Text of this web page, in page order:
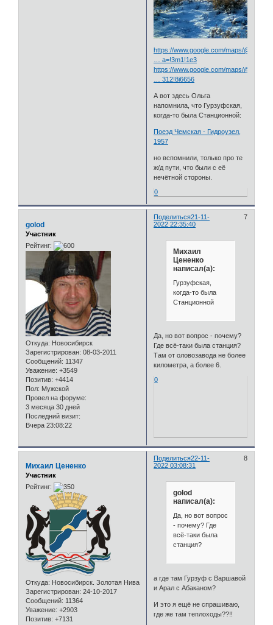
https://www.google.com/maps/
… a=!3m1!1e3
https://www.google.com/maps/
… 312!8i6656
А вот здесь Ольга
напомнила, что Гурзуфская,
когда-то была Станционной:
Поезд Чемская - Гидроузел,
1957
но вспомнили, только про те
ж/д пути, что были с её
нечётной стороны.
0
Поделиться 7
21-11-
2022 22:35:40
golod
Участник
Рейтинг:
Откуда: Новосибирск
Зарегистрирован: 08-03-2011
Сообщений: 11347
Уважение: +3549
Позитив: +4414
Пол: Мужской
Провел на форуме:
3 месяца 30 дней
Последний визит:
Вчера 23:08:22
Михаил
Цененко
написал(а):
Гурзуфская,
когда-то была
Станционной
Да, но вот вопрос - почему?
Где всё-таки была станция?
Там от оловозавода не более
километра, а более 6.
0
Поделиться 8
22-11-
2022 03:08:31
Михаил Цененко
Участник
Рейтинг:
Откуда: Новосибирск. Золотая Нива
Зарегистрирован: 24-10-2017
Сообщений: 11364
Уважение: +2903
Позитив: +7131
golod
написал(а):
Да, но вот вопрос
- почему? Где
всё-таки была
станция?
а где там Гурзуф с Варшавой
и Арал с Абаканом?
И это я ещё не спрашиваю,
где же там теплоходы??!!